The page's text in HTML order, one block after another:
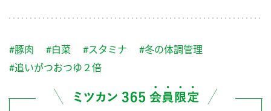
ふりかけ おすしの素
炊き込みご飯の素 米飯用調味液
つゆ
納豆のサイト
三ツ判山吹
お客様相談センター
お客様の声をいかしました
#豚肉 #白菜 #スタミナ
#冬の体調管理
#追いがつおつゆ２倍